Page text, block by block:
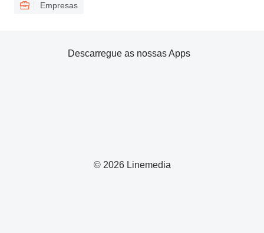
Empresas
© 2026 Linemedia
Descarregue as nossas Apps